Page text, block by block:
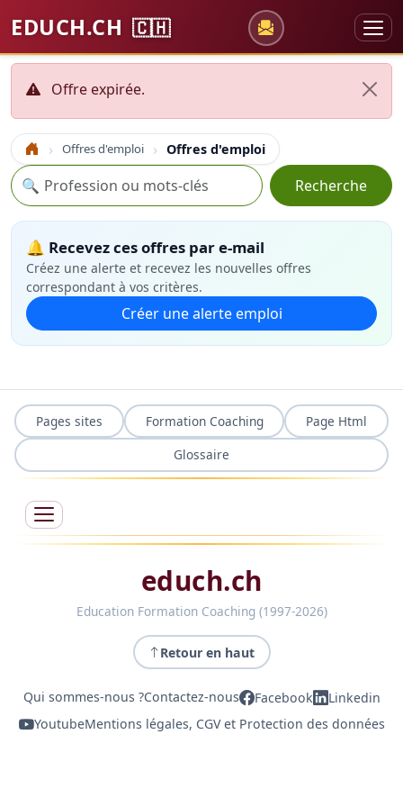
EDUCH.CH 🇨🇭
Offre expirée.
Accueil Offres d'emploi Offres d'emploi
Recherche
🔍 Recherche
🔔 Recevez ces offres par e-mail
Créez une alerte et recevez les nouvelles offres
correspondant à vos critères.
Créer une alerte emploi
Pages sites Formation Coaching
Page Html
Glossaire
educh.ch
Education Formation Coaching (1997-2026)
Retour en haut
Qui sommes-nous ?Contactez-nous Facebook
Linkedin
YoutubeMentions légales, CGV et Protection des données